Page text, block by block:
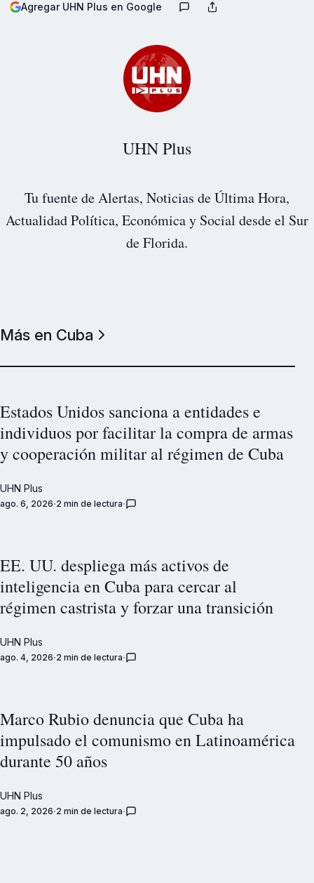
Agregar UHN Plus en Google
UHN Plus
Tu fuente de Alertas, Noticias de Última Hora,
Actualidad Política, Económica y Social desde el Sur
de Florida.
Más en Cuba
Estados Unidos sanciona a entidades e
individuos por facilitar la compra de armas
y cooperación militar al régimen de Cuba
UHN Plus
ago. 6, 2026 2 min de lectura
EE. UU. despliega más activos de
inteligencia en Cuba para cercar al
régimen castrista y forzar una transición
UHN Plus
ago. 4, 2026 2 min de lectura
Marco Rubio denuncia que Cuba ha
impulsado el comunismo en Latinoamérica
durante 50 años
UHN Plus
ago. 2, 2026 2 min de lectura